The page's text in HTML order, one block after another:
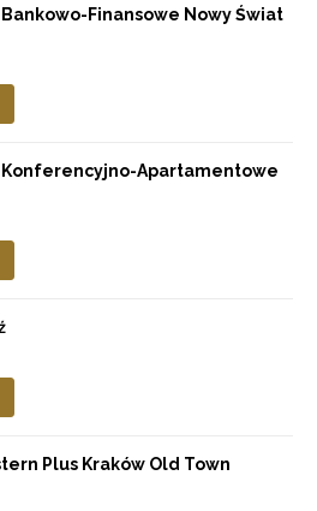
Finansowe Nowy Świat
Apartamentowe
Plus Kraków Old Town